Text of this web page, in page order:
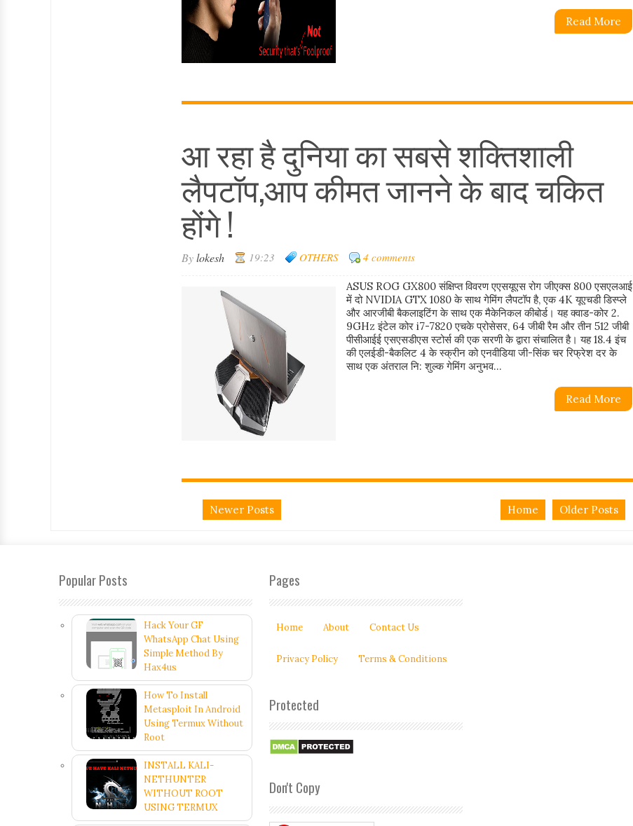
Read More
आ रहा है दुनिया का सबसे शक्तिशाली
लैपटॉप,आप कीमत जानने के बाद चकित
होंगे !
Bylokesh 19:23 OTHERS 4 comments
ASUS ROG GX800 संक्षिप्त विवरण एएसयूएस रोग जीएक्स 800 एसएलआई
में दो NVIDIA GTX 1080 के साथ गेमिंग लैपटॉप है, एक 4K यूएचडी डिस्प्ले
और आरजीबी बैकलाइटिंग के साथ एक मैकेनिकल कीबोर्ड। यह क्वाड-कोर 2.
9GHz इंटेल कोर i7-7820 एचके प्रोसेसर, 64 जीबी रैम और तीन 512 जीबी
पीसीआईई एसएसडीएस स्टोर्स की एक सरणी के द्वारा संचालित है। यह 18.4 इंच
की एलईडी-बैकलिट 4 के स्क्रीन को एनवीडिया जी-सिंक चर रिफ्रेश दर के
साथ एक अंतराल नि: शुल्क गेमिंग अनुभव...
Read More
Newer Posts Older Posts
Home
Popular Posts
Hack Your GF
WhatsApp Chat Using
Simple Method By
Hax4us
How To Install
Metasploit In Android
Using Termux Without
Root
INSTALL KALI-
NETHUNTER
WITHOUT ROOT
USING TERMUX
Pages
Home About Contact Us
Privacy Policy Terms & Conditions
Protected
Don't Copy